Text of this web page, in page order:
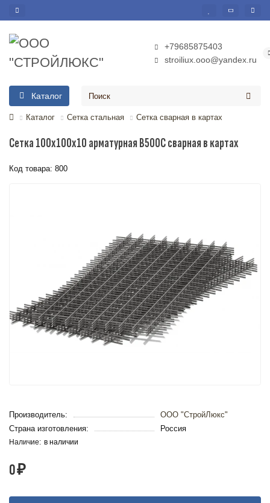
+79685875403
stroiliux.ooo@yandex.ru
Каталог
Каталог Сетка стальная Сетка сварная в картах
Сетка 100х100х10 арматурная В500С сварная в картах
Код товара: 800
Производитель:
ООО "СтройЛюкс"
Страна изготовления:
Россия
в наличии
0 ₽